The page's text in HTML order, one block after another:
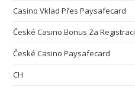
Casino Vklad Přes Paysafecard
České Casino Bonus Za Registraci
České Casino Paysafecard
CH